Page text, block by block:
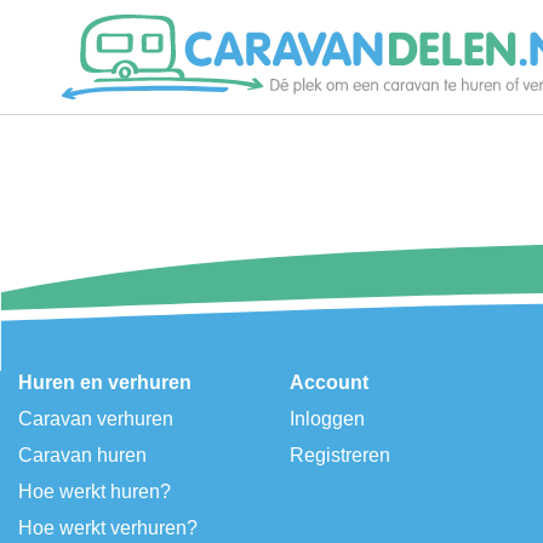
Je caravan verhuren
Help
Huren en verhuren
Caravan verhuren
Caravan huren
Hoe werkt huren?
Hoe werkt verhuren?
Account
Inloggen
Registreren